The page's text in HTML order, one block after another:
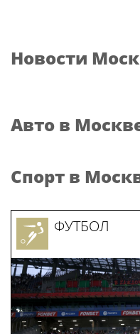
Новости
Авто в
Спорт в
ФУТБОЛ